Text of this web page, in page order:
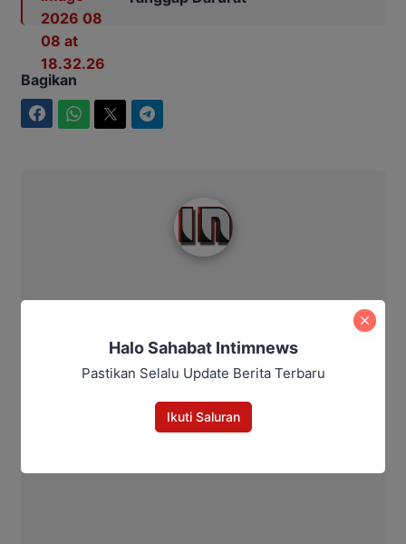
Bagikan
Halo Sahabat Intimnews
Pastikan Selalu Update Berita Terbaru
Ikuti Saluran